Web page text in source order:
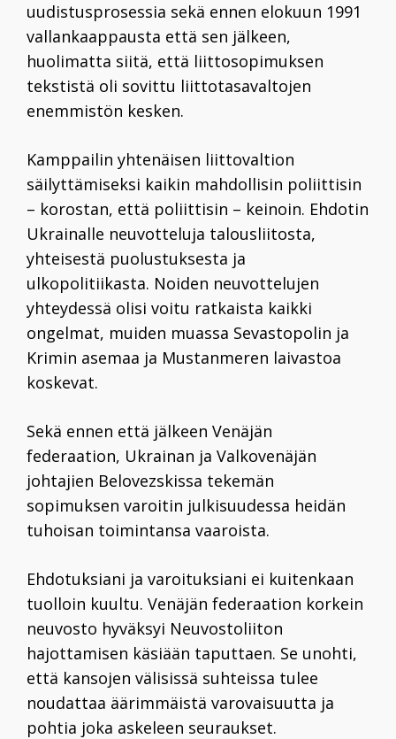
uudistusprosessia sekä ennen elokuun 1991
vallankaappausta että sen jälkeen,
huolimatta siitä, että liittosopimuksen
tekstistä oli sovittu liittotasavaltojen
enemmistön kesken.
Kamppailin yhtenäisen liittovaltion
säilyttämiseksi kaikin mahdollisin poliittisin
– korostan, että poliittisin – keinoin. Ehdotin
Ukrainalle neuvotteluja talousliitosta,
yhteisestä puolustuksesta ja
ulkopolitiikasta. Noiden neuvottelujen
yhteydessä olisi voitu ratkaista kaikki
ongelmat, muiden muassa Sevastopolin ja
Krimin asemaa ja Mustanmeren laivastoa
koskevat.
Sekä ennen että jälkeen Venäjän
federaation, Ukrainan ja Valkovenäjän
johtajien Belovezskissa tekemän
sopimuksen varoitin julkisuudessa heidän
tuhoisan toimintansa vaaroista.
Ehdotuksiani ja varoituksiani ei kuitenkaan
tuolloin kuultu. Venäjän federaation korkein
neuvosto hyväksyi Neuvostoliiton
hajottamisen käsiään taputtaen. Se unohti,
että kansojen välisissä suhteissa tulee
noudattaa äärimmäistä varovaisuutta ja
pohtia joka askeleen seuraukset.